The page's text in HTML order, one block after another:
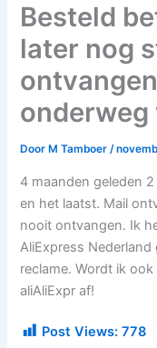
Besteld
later nog
onderweg
Door M Tamboer/
4 maanden geleden
en het laatst. Mail
nooit ontvangen. Ik
AliExpress
reclame. Wordt ik
aliAliExpr af!
Post Views: 778